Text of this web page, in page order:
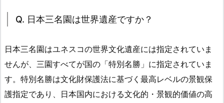
Q. 日本三名園は世界遺産ですか？
日本三名園はユネスコの世界文化遺産には指定されていま
せんが、三園すべてが国の「特別名勝」に指定されていま
す。特別名勝は文化財保護法に基づく最高レベルの景観保
護指定であり、日本国内における文化的・景観的価値の高